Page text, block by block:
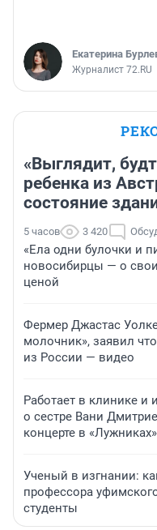
Екатерина
Журналист 72.RU
«Выглядит,
ребенка из
состояние
5 часов 3 420
«Ела одни булочки и
новосибирцы — о
ценой
Фермер Джастас
молочник», заявил
из России — видео
Работает в клинике и
о сестре Вани
концерте в «Лужниках»
Ученый в изгнании:
профессора
студенты